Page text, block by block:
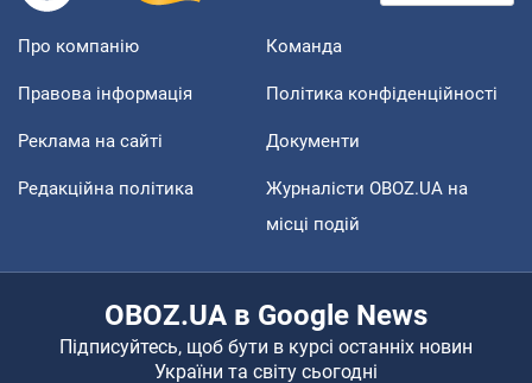
Про компанію Команда
Правова інформація Політика конфіденційності
Реклама на сайті Документи
Редакційна політика
Журналісти OBOZ.UA на
місці подій
OBOZ.UA в Google News
Підписуйтесь, щоб бути в курсі останніх новин
України та світу сьогодні